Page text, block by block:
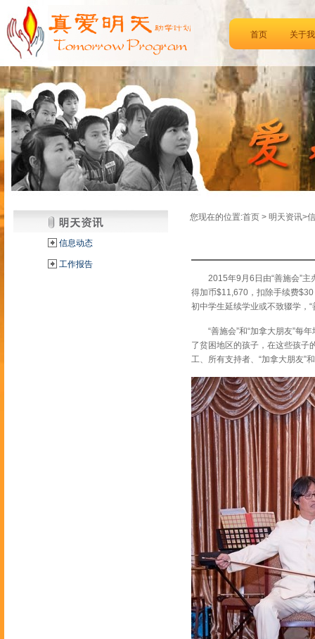
首页 关于
信息动态
工作报告
您现在的位置:首页 > 明天资讯>
2015年9月6日由“善施会”主办
得加币$11,670，扣除手续费
初中学生延续学业或不致辍学，
“善施会”和“加拿大朋友”每年
了贫困地区的孩子，在这些孩子
工、所有支持者、“加拿大朋友”